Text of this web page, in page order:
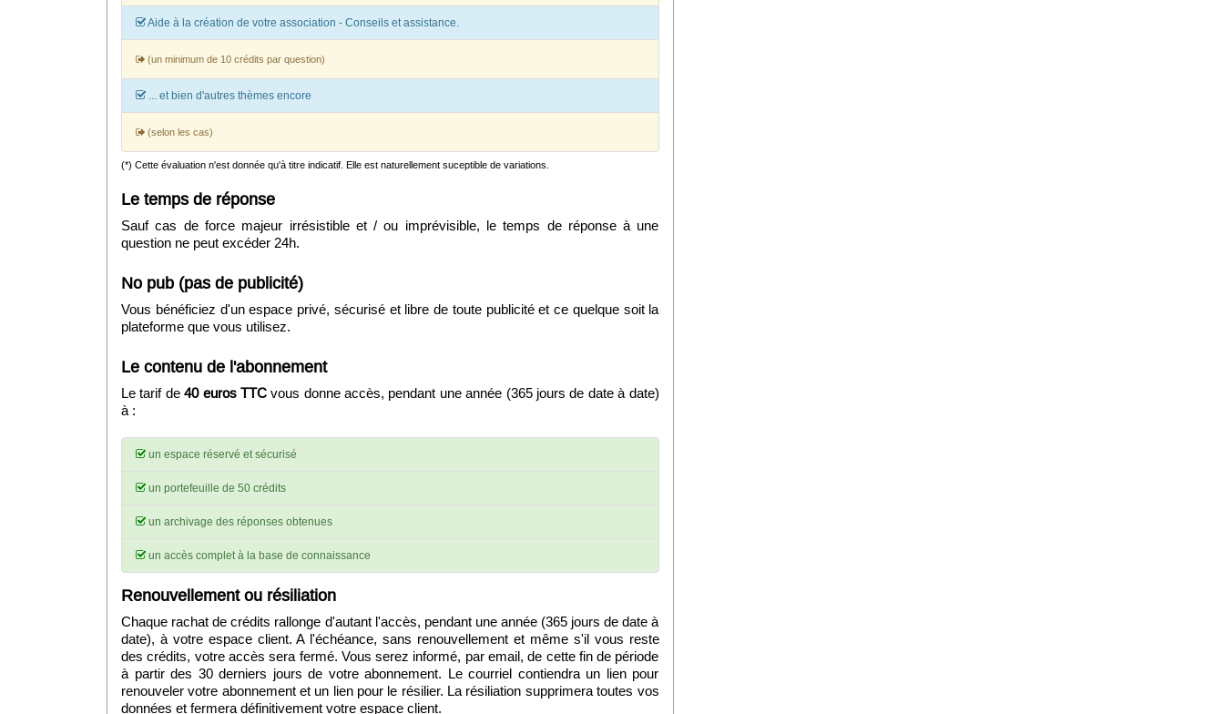
Aide à la création de votre association - Conseils et assistance.
(un minimum de 10 crédits par question)
... et bien d'autres thèmes encore
(selon les cas)
(*) Cette évaluation n'est donnée qu'à titre indicatif. Elle est naturellement suceptible de variations.
Le temps de réponse
Sauf cas de force majeur irrésistible et / ou imprévisible, le temps de réponse à une
question ne peut excéder 24h.
No pub (pas de publicité)
Vous bénéficiez d'un espace privé, sécurisé et libre de toute publicité et ce quelque soit la
plateforme que vous utilisez.
Le contenu de l'abonnement
Le tarif de40 euros TTCvous donne accès, pendant une année (365 jours de date à date)
à :
un espace réservé et sécurisé
un portefeuille de 50 crédits
un archivage des réponses obtenues
un accès complet à la base de connaissance
Renouvellement ou résiliation
Chaque rachat de crédits rallonge d'autant l'accès, pendant une année (365 jours de date à
date), à votre espace client. A l'échéance, sans renouvellement et même s'il vous reste
des crédits, votre accès sera fermé. Vous serez informé, par email, de cette fin de période
à partir des 30 derniers jours de votre abonnement. Le courriel contiendra un lien pour
renouveler votre abonnement et un lien pour le résilier. La résiliation supprimera toutes vos
données et fermera définitivement votre espace client.